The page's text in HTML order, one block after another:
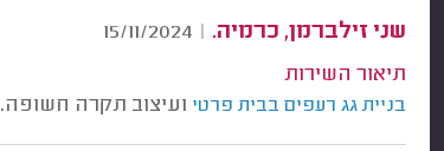
שני זילברמן, כרמיה. |
15/11/2024
תיאור השירות
בניית גג רעפים בבית פרטי ועיצוב תקרה חשופה.